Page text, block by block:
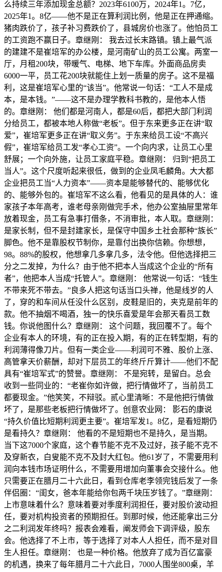
么持续三年添加现金总额？2023年6100万，2024年1。7亿，
2025年1。8亿——他不是正在算利润比例，他是正在押通缩。
猪肉跌价了，孩子补习费跌价了，县城房价也涨了。他怕员工
的工资跑不赢日子。章继刚： 我去过长末路镇。镇上最气派
的建建不是崔培军的办公楼，是河南矿山的员工公寓。两室一
厅，月租200块，带暖气、电梯、地下车库。外面商品房卖
6000一平，员工花200块就能住上划一质量的房子。这不是福
利，这是崔培军心里的“该当”。他常说一句话：“工人不是成
本，是本钱。”——这不是办理学教科书教的，是他本人悟
的。章继刚： 他们都是河南人，都是60后，都把大部门利润
分给员工，都被本地人称做“老板”。但于东来更多正在讲“取
爱”，崔培军更多正在讲“取义务”。于东来给员工设“不高兴
假”，崔培军给员工发“孝心工资”。一个向内求，让员工心里
舒展；一个向外施，让员工家庭平稳。章继刚： 归到“把员工
当人”。这个尺度听起来很低，做到的企业凤毛麟角。大大都
企业把员工当“人力资本”——资本是能够替代的、能够优化
的、能够外包的。崔培军不这么看，他看见的是具体的人：谁
家孩子本年高考，谁老母亲刚做完手术，他办公室抽屉里常年
放着现金，员工有急事打借条，不消审批，本人取。章继刚：
是家长制，但不是封建家长，是保守中国乡土社会那种“族长”
脚色。他不是靠股权节制你，是靠付出换你信赖。你想想，
98。88%的股权，他想拿几多拿几多，法令他。但他选择把三
分之二发掉，为什么？由于他不把本人当成这个企业的“所有
者”，他把本人当成“托管人”。章继刚： 他常说一句话：“钱生
不带来死不带去。”良多人把这句话当口头禅，他是线岁的人
了，穿的和车间从任没什么区别，皮鞋是旧的，夹克是前年的
款。他不抽烟不喝酒，独一的快乐喜爱是年会那天看员工数
钱。你说他图什么？章继刚： 这个问题，我回覆不了。每个
企业有本人的环境，有的正在投入期，有的正在转型期，有的
利润薄得像刀片。但有一类企业——利润可不雅、股价上涨、
高管拿天价薪酬，却对下层员工的年终斤斤算计——他们不配
具有“崔培军式”的赞誉。章继刚： 不是宛转，是留白。总会
收到一些同业的：“老崔你如许做，把行情做坏了，当前员工
都要现金。”他笑笑，不辩驳。贰心里清晰：不是他把行情做
坏了，是那些老板把行情做坏了。创意农业网： 影石的康说
“持久价值比短期利润更主要”。崔培军发1。8亿，是看短期仍
是看持久？章继刚： 他看的不是短期也不是持久，是当期。
当下这7000个家庭，这个春节能不克不及过好，孩子能不克不
及穿新衣，白叟能不克不及封大红包。他61岁了，不需要用利
润向本钱市场证明什么，不需要用增加向董事会交接什么。他
只需要正在腊月二十六此日，看到仓库老李领完钱后发了一条
伴侣圈：“闺女，爸本年能给你包两千块压岁钱了。”章继刚：
上市意味着什么？意味着要对季度利润担任，要对股价波动担
任，要对机构投资者的预期担任。到那时候，他还能拿出三分
之二利润发年终吗？报表会难看，阐发师会下调评级，股东
会。他选择了不上市，等于选择了对本人人担任，而不是对目
生人担任。章继刚： 也是一种价格。他放弃了成为百亿富豪
的机遇，换来了每年腊月二十六此日，7000人围坐800桌，羊